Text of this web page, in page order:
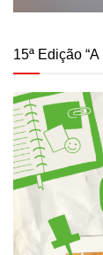
15ª Edição